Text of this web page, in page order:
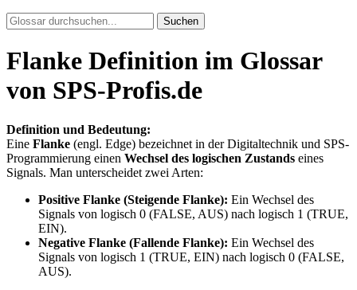
Suchen
Flanke Definition im Glossar
von SPS-Profis.de
Definition und Bedeutung:
Eine Flanke (engl. Edge) bezeichnet in der Digitaltechnik und SPS-
Programmierung einen Wechsel des logischen Zustands eines
Signals. Man unterscheidet zwei Arten:
Positive Flanke (Steigende Flanke): Ein Wechsel des
Signals von logisch 0 (FALSE, AUS) nach logisch 1 (TRUE,
EIN).
Negative Flanke (Fallende Flanke): Ein Wechsel des
Signals von logisch 1 (TRUE, EIN) nach logisch 0 (FALSE,
AUS).